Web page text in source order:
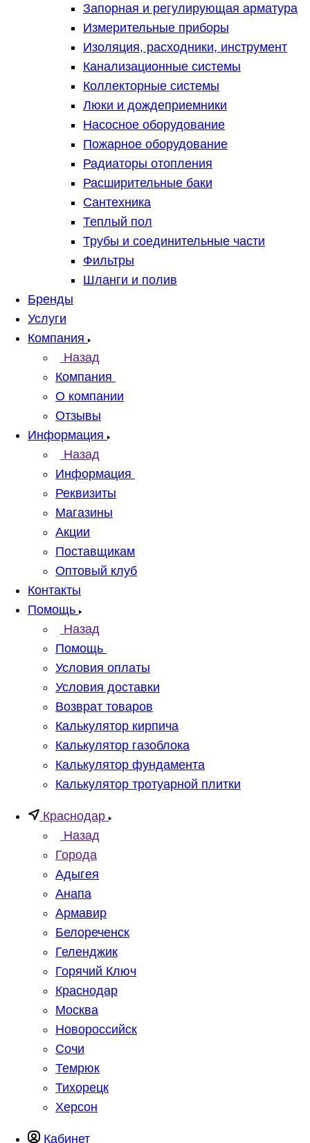
Запорная и регулирующая арматура
Измерительные приборы
Изоляция, расходники, инструмент
Канализационные системы
Коллекторные системы
Люки и дождеприемники
Насосное оборудование
Пожарное оборудование
Радиаторы отопления
Расширительные баки
Сантехника
Теплый пол
Трубы и соединительные части
Фильтры
Шланги и полив
Бренды
Услуги
Компания
Назад
Компания
О компании
Отзывы
Информация
Назад
Информация
Реквизиты
Магазины
Акции
Поставщикам
Оптовый клуб
Контакты
Помощь
Назад
Помощь
Условия оплаты
Условия доставки
Возврат товаров
Калькулятор кирпича
Калькулятор газоблока
Калькулятор фундамента
Калькулятор тротуарной плитки
Краснодар
Назад
Города
Адыгея
Анапа
Армавир
Белореченск
Геленджик
Горячий Ключ
Краснодар
Москва
Новороссийск
Сочи
Темрюк
Тихорецк
Херсон
Кабинет